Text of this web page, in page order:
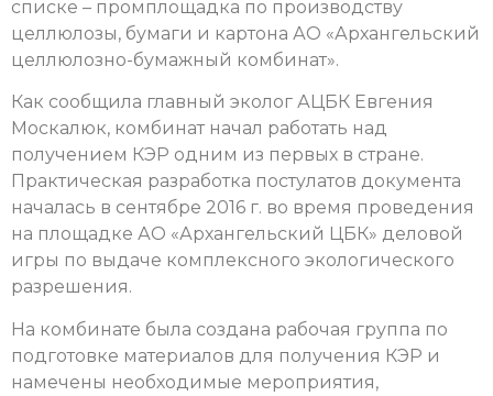
списке – промплощадка по производству
целлюлозы, бумаги и картона АО «Архангельский
целлюлозно-бумажный комбинат».
Как сообщила главный эколог АЦБК Евгения
Москалюк, комбинат начал работать над
получением КЭР одним из первых в стране.
Практическая разработка постулатов документа
началась в сентябре 2016 г. во время проведения
на площадке АО «Архангельский ЦБК» деловой
игры по выдаче комплексного экологического
разрешения.
На комбинате была создана рабочая группа по
подготовке материалов для получения КЭР и
намечены необходимые мероприятия,